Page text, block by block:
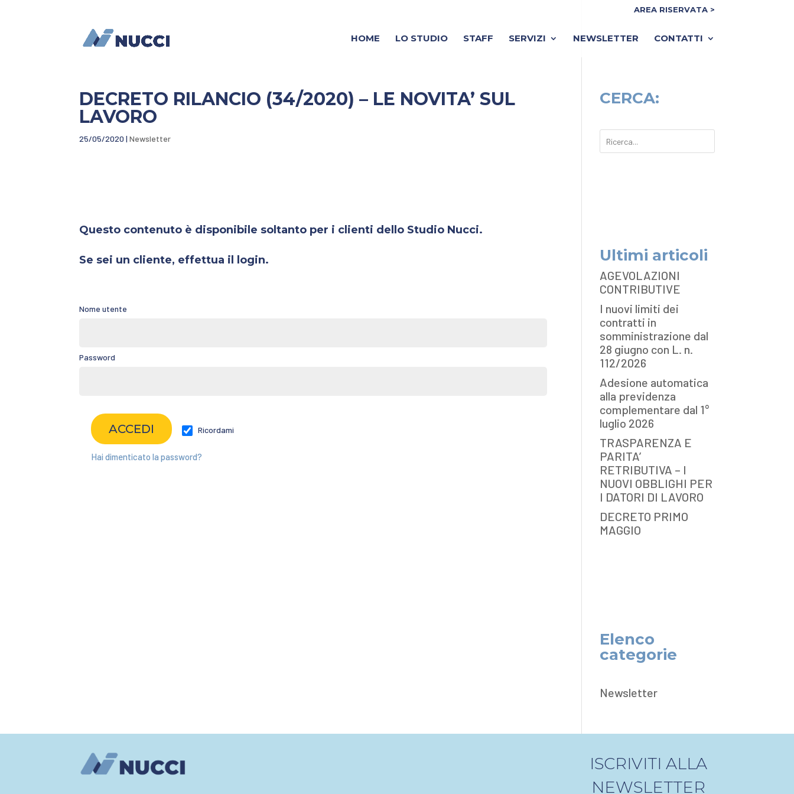
AREA RISERVATA >
HOME LO STUDIO STAFF SERVIZI NEWSLETTER CONTATTI
DECRETO RILANCIO (34/2020) – LE NOVITA’ SUL
LAVORO
25/05/2020 |Newsletter
Questo contenuto è disponibile soltanto per i clienti dello Studio Nucci.
Se sei un cliente, effettua il login.
Nome utente
Password
Ricordami
Hai dimenticato la password?
CERCA:
Ultimi articoli
AGEVOLAZIONI
CONTRIBUTIVE
I nuovi limiti dei
contratti in
somministrazione dal
28 giugno con L. n.
112/2026
Adesione automatica
alla previdenza
complementare dal 1°
luglio 2026
TRASPARENZA E
PARITA’
RETRIBUTIVA – I
NUOVI OBBLIGHI PER
I DATORI DI LAVORO
DECRETO PRIMO
MAGGIO
Elenco
categorie
Newsletter
ISCRIVITI ALLA
NEWSLETTER